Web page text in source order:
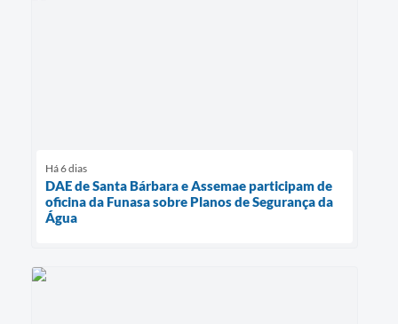
Há 6 dias
DAE de Santa Bárbara e Assemae participam de
oficina da Funasa sobre Planos de Segurança da
Água